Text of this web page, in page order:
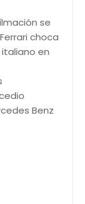
se
choca
en
Benz